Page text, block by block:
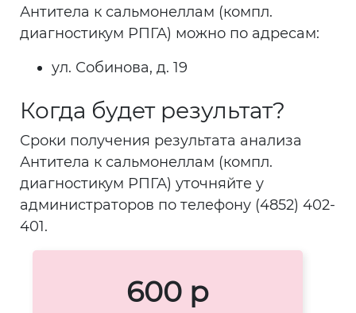
Антитела к сальмонеллам (компл.
диагностикум РПГА) можно по адресам:
ул. Собинова, д. 19
Когда будет результат?
Сроки получения результата анализа
Антитела к сальмонеллам (компл.
диагностикум РПГА) уточняйте у
администраторов по телефону (4852) 402-
401.
600 р